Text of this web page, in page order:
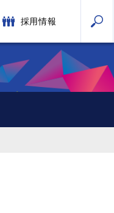
採用情報